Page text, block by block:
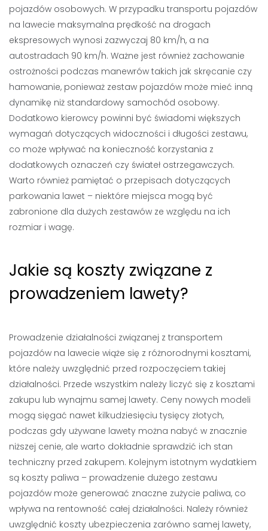
pojazdów osobowych. W przypadku transportu pojazdów
na lawecie maksymalna prędkość na drogach
ekspresowych wynosi zazwyczaj 80 km/h, a na
autostradach 90 km/h. Ważne jest również zachowanie
ostrożności podczas manewrów takich jak skręcanie czy
hamowanie, ponieważ zestaw pojazdów może mieć inną
dynamikę niż standardowy samochód osobowy.
Dodatkowo kierowcy powinni być świadomi większych
wymagań dotyczących widoczności i długości zestawu,
co może wpływać na konieczność korzystania z
dodatkowych oznaczeń czy świateł ostrzegawczych.
Warto również pamiętać o przepisach dotyczących
parkowania lawet – niektóre miejsca mogą być
zabronione dla dużych zestawów ze względu na ich
rozmiar i wagę.
Jakie są koszty związane z
prowadzeniem lawety?
Prowadzenie działalności związanej z transportem
pojazdów na lawecie wiąże się z różnorodnymi kosztami,
które należy uwzględnić przed rozpoczęciem takiej
działalności. Przede wszystkim należy liczyć się z kosztami
zakupu lub wynajmu samej lawety. Ceny nowych modeli
mogą sięgać nawet kilkudziesięciu tysięcy złotych,
podczas gdy używane lawety można nabyć w znacznie
niższej cenie, ale warto dokładnie sprawdzić ich stan
techniczny przed zakupem. Kolejnym istotnym wydatkiem
są koszty paliwa – prowadzenie dużego zestawu
pojazdów może generować znaczne zużycie paliwa, co
wpływa na rentowność całej działalności. Należy również
uwzględnić koszty ubezpieczenia zarówno samej lawety,